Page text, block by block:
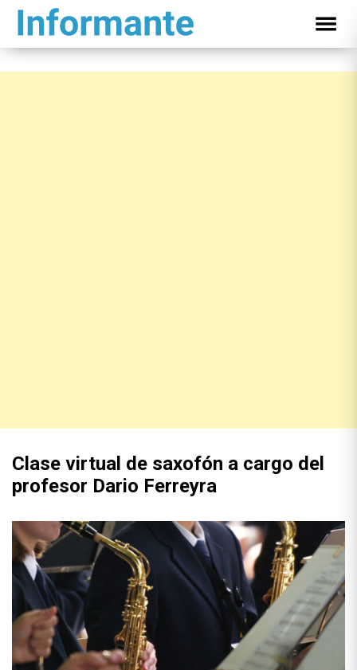
Clase virtual de saxofón a cargo del
profesor Dario Ferreyra